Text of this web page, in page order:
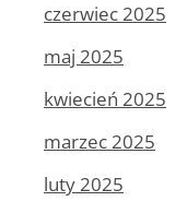
czerwiec 2025
maj 2025
kwiecień 2025
marzec 2025
luty 2025